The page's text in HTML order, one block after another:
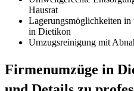
Hausrat
Lagerungsmöglichkeiten in
in Dietikon
Umzugsreinigung mit
Firmenumzüge in